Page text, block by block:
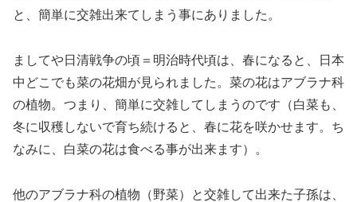
と、簡単に交雑出来てしまう事にありました。
ましてや日清戦争の頃＝明治時代頃は、春になると、日本
中どこでも菜の花畑が見られました。菜の花はアブラナ科
の植物。つまり、簡単に交雑してしまうのです（白菜も、
冬に収穫しないで育ち続けると、春に花を咲かせます。ち
なみに、白菜の花は食べる事が出来ます）。
他のアブラナ科の植物（野菜）と交雑して出来た子孫は、